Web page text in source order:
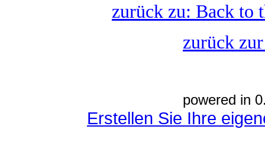
zurück zu: Back to
zurück
powered in
Erstellen Sie Ihre